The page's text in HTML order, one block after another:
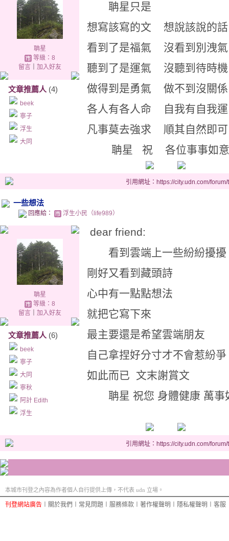
聃星
等級：8
留言｜ 加入好友
文章推薦人 (4)
beek
寧子
浮生
大同
聃星只是
想寫該寫的文 想說該說的話
看到了是福氣 沒看到別洩氣
聽到了是運氣 沒聽到待時機
做得到是勇氣 做不到沒關係
各人有各人命 自我有自我運
凡事莫去強求 順其自然即可
聃星 祝 各位事事如意
引用網址：https://city.udn.com/
一些想法
回應給： 浮生小民（life989）
聃星
等級：8
留言｜ 加入好友
文章推薦人 (6)
beek
寧子
大同
寧秋
阿計 Edith
浮生
dear friend:
看到雲端上一些紛紛擾擾
剛好又看到藏頭詩
心中有一點點想法
就把它寫下來
最主要還是希望雲端朋友
自己拿捏好分寸才不會惹紛爭
如此而已 文末謝賞文
聃星 祝您 身體健康 萬事
引用網址：https://city.udn.com/
本城市刊登之內容為作者個人自行提供上傳，不代表 udn 立場。
刊登網站廣告 關於我們 常見問題 服務條款 著作權聲明 隱私權聲明 客服